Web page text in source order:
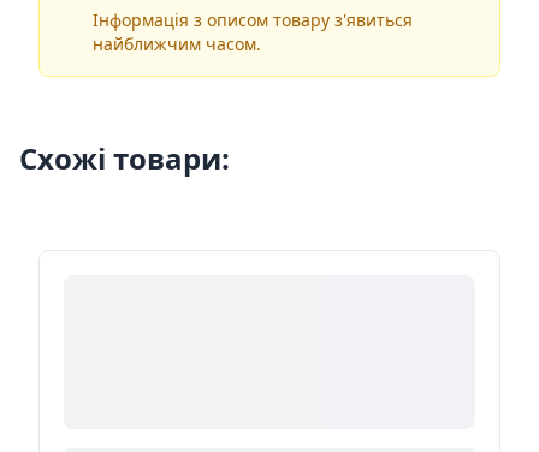
Інформація з описом товару з'явиться
найближчим часом.
Схожі товари: